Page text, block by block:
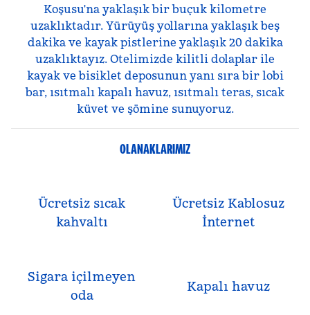
Koşusu'na yaklaşık bir buçuk kilometre
uzaklıktadır. Yürüyüş yollarına yaklaşık beş
dakika ve kayak pistlerine yaklaşık 20 dakika
uzaklıktayız. Otelimizde kilitli dolaplar ile
kayak ve bisiklet deposunun yanı sıra bir lobi
bar, ısıtmalı kapalı havuz, ısıtmalı teras, sıcak
küvet ve şömine sunuyoruz.
OLANAKLARIMIZ
Ücretsiz sıcak
kahvaltı
Ücretsiz Kablosuz
İnternet
Sigara içilmeyen
oda
Kapalı havuz